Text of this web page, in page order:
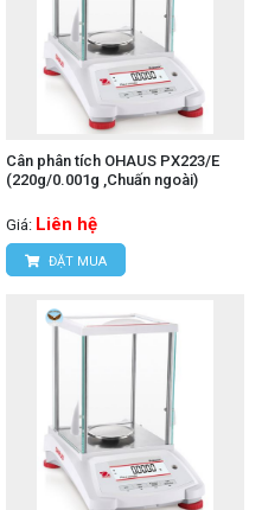
Cân phân tích OHAUS PX223/E
(220g/0.001g ,Chuấn ngoài)
Giá: Liên hệ
ĐẶT MUA